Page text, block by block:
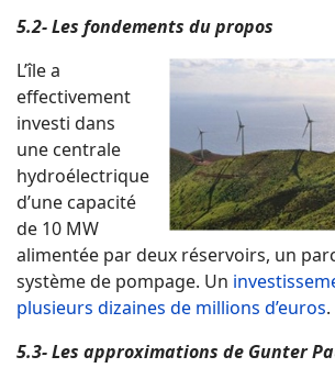
5.2- Les fondements du propos
L’île a
effectivement
investi dans
une centrale
hydroélectrique
d’une capacité
de 10 MW
alimentée par deux réservoirs, un
système de pompage. Un
plusieurs dizaines de millions d’euros.
5.3- Les approximations de Gunter